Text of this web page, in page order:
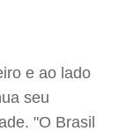
e ao lado
seu
"O Brasil